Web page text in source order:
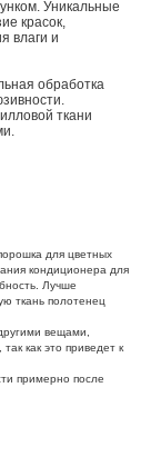
Уникальные
красок,
влаги и
обработка
ткани
для цветных
кондиционера для
Лучше
ткань полотенец
вещами,
как это приведет к
примерно после